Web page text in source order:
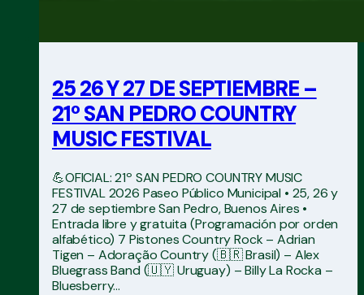
25 26 Y 27 DE SEPTIEMBRE –
21º SAN PEDRO COUNTRY
MUSIC FESTIVAL
💪OFICIAL: 21º SAN PEDRO COUNTRY MUSIC
FESTIVAL 2026 Paseo Público Municipal • 25, 26 y
27 de septiembre San Pedro, Buenos Aires •
Entrada libre y gratuita (Programación por orden
alfabético) 7 Pistones Country Rock – Adrian
Tigen – Adoração Country (🇧🇷 Brasil) – Alex
Bluegrass Band (🇺🇾 Uruguay) – Billy La Rocka –
Bluesberry…